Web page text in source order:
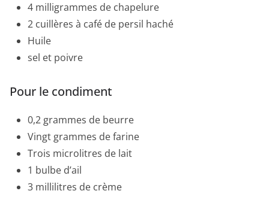
4 milligrammes de chapelure
2 cuillères à café de persil haché
Huile
sel et poivre
Pour le condiment
0,2 grammes de beurre
Vingt grammes de farine
Trois microlitres de lait
1 bulbe d’ail
3 millilitres de crème